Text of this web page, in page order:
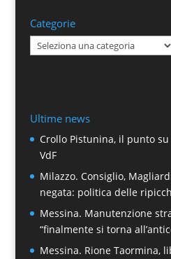
Categorie
Categorie
Ultime news
Crollo Pistunina, il punto
VdF
Milazzo. Consiglio,
negata: politica delle
Messina. Manutenzione
“finalmente si torna
Messina. Rione Taormina,